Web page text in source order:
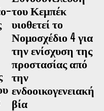
του Κεμπέκ
υιοθετεί το
Νομοσχέδιο 4 για
την ενίσχυση της
προστασίας από
την
ενδοοικογενειακή
βία